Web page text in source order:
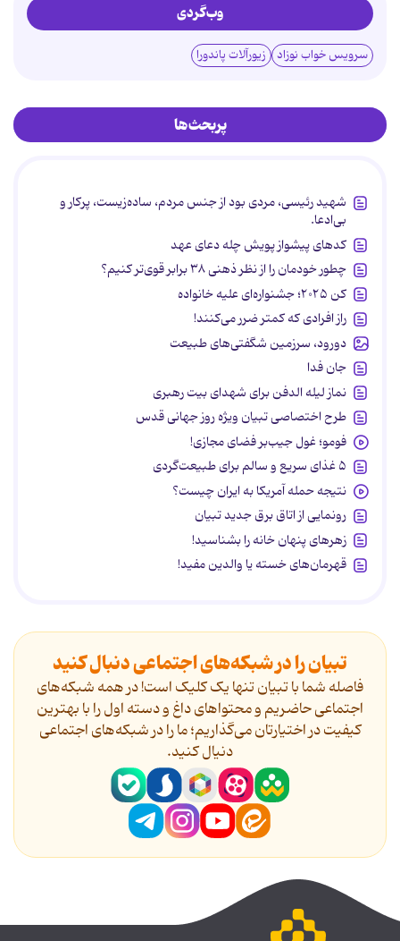
وب‌گردی
سرویس خواب نوزاد زیورآلات پاندورا
پربحث‌ها
شهید رئیسی، مردی بود از جنس مردم، ساده‌زیست، پرکار و
بی‌ادعا.
کدهای پیشواز پویش چله دعای عهد
چطور خودمان را از نظر ذهنی ۳۸ برابر قوی‌تر کنیم؟
کن ۲۰۲۵؛ جشنواره‌ای علیه خانواده
راز افرادی که کمتر ضرر می‌کنند!
دورود، سرزمین شگفتی‌های طبیعت
جان فدا
نماز لیله الدفن برای شهدای بیت رهبری
طرح اختصاصی تبیان ویژه روز جهانی قدس
فومو؛ غول جیب‌بر فضای مجازی!
۵ غذای سریع و سالم برای طبیعت‌گردی
نتیجه حمله آمریکا به ایران چیست؟
رونمایی از اتاق برق جدید تبیان
زهرهای پنهان خانه را بشناسید!
قهرمان‌های خسته یا والدین مفید!
تبیان را در شبکه‌های اجتماعی دنبال کنید
فاصله شما با تبیان تنها یک کلیک است! در همه شبکه‌های
اجتماعی حاضریم و محتواهای داغ و دسته اول را با بهترین
کیفیت در اختیارتان می‌گذاریم؛ ما را در شبکه‌های اجتماعی
دنیال کنید.